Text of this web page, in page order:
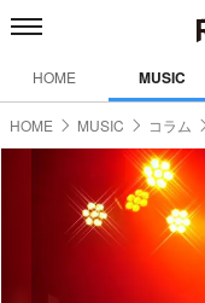
HOME MUSIC
HOME MUSIC コラム